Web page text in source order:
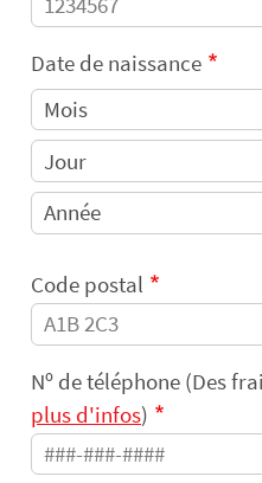
Date de naissance
Code postal
Nᵒ de téléphone (Des
plus d'infos)